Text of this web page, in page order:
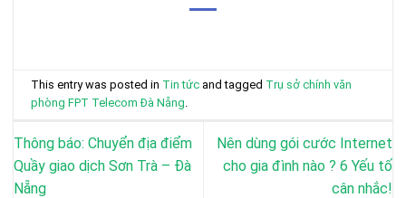
This entry was posted in Tin tức and tagged Trụ sở chính văn
phòng FPT Telecom Đà Nẵng
Thông báo: Chuyển địa điểm
Quầy giao dịch Sơn Trà – Đà
Nẵng
Nên dùng gói cước Internet
cho gia đình nào ? 6 Yếu tố
cân nhắc!